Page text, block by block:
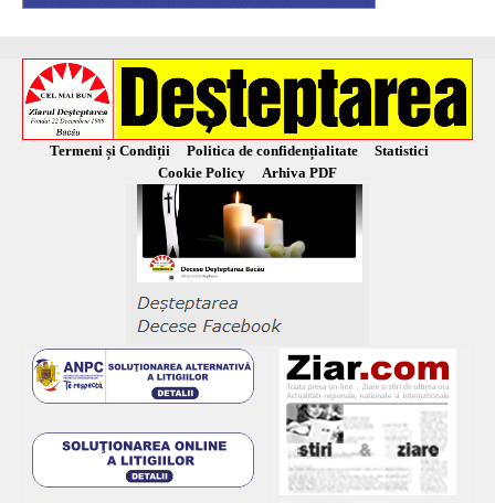
Termeni și Condiții Politica de confidențialitate
Statistici
Cookie Policy
Arhiva PDF